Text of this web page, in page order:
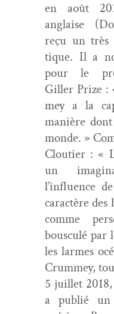
en août
anglaise
reçu un
tique. Il a
pour le
Giller Prize
mey a la
manière
monde. »
Clouti­er : «
un
l’influence
car­ac­tère
comme
bous­culé par
les larmes
Crum­mey,
5 juil­let
a pub­lié un